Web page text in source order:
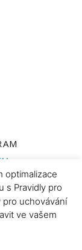
optimalizace
s Pravidly pro
pro uchovávání
ve vašem